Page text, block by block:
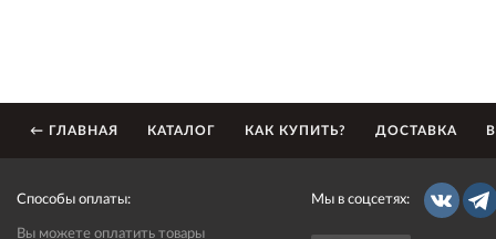
← ГЛАВНАЯ КАТАЛОГ КАК КУПИТЬ? ДОСТАВКА
Способы оплаты:
Вы можете оплатить товары
Мы в соцсетях: